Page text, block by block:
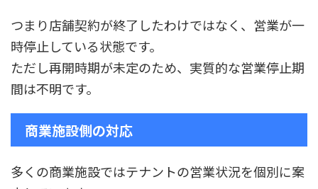
つまり店舗契約が終了したわけではなく、営業が一
時停止している状態です。
ただし再開時期が未定のため、実質的な営業停止期
間は不明です。
商業施設側の対応
多くの商業施設ではテナントの営業状況を個別に案